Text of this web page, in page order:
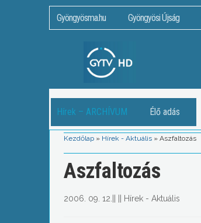
Gyöngyösma.hu Gyöngyösi Újság
Hírek – ARCHÍVUM Élő adás
Kezdőlap » Hírek - Aktuális » Aszfaltozás
Aszfaltozás
2006. 09. 12. Hírek - Aktuális